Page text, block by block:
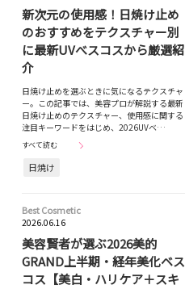
新次元の使用感！日焼け止め
のおすすめをテクスチャー別
に最新UVべスコスから厳選紹
介
日焼け止めを選ぶときに気になるテクスチャ
ー。この記事では、美容プロが解説する最新
日焼け止めのテクスチャー、使用感に関する
注目キーワードをはじめ、2026UVベ…
すべて読む
日焼け
Best Cosmetic
2026.06.16
美容賢者が選ぶ2026美的
GRAND上半期・経年美化ベス
コス【美白・ハリケア＋スキ